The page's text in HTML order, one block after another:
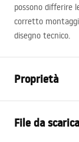
possono differire
corretto
disegno tecnico.
Proprietà
Colore
File da